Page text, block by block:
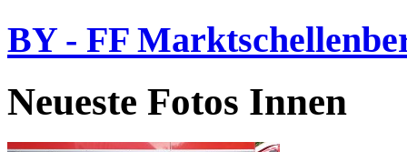
BY - FF
Neueste Fotos Innen